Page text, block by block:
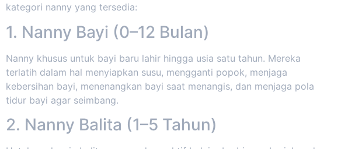
kategori nanny yang tersedia:
1. Nanny Bayi (0–12 Bulan)
Nanny khusus untuk bayi baru lahir hingga usia satu tahun. Mereka
terlatih dalam hal menyiapkan susu, mengganti popok, menjaga
kebersihan bayi, menenangkan bayi saat menangis, dan menjaga pola
tidur bayi agar seimbang.
2. Nanny Balita (1–5 Tahun)